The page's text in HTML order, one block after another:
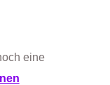
eine